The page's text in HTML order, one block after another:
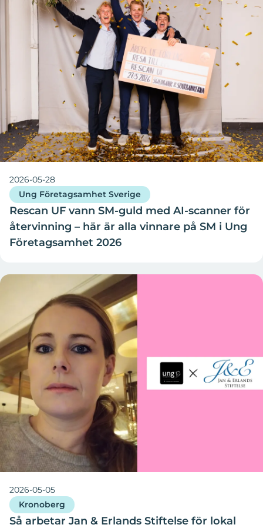
2026-05-28
Ung Företagsamhet Sverige
Rescan UF vann SM-guld med AI-scanner för
återvinning – här är alla vinnare på SM i Ung
Företagsamhet 2026
2026-05-05
Kronoberg
Så arbetar Jan & Erlands Stiftelse för lokal